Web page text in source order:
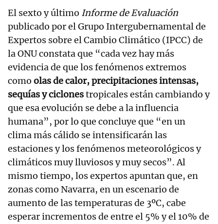
El sexto y último Informe de Evaluación
publicado por el Grupo Intergubernamental de
Expertos sobre el Cambio Climático (IPCC) de
la ONU constata que “cada vez hay más
evidencia de que los fenómenos extremos
como olas de calor, precipitaciones intensas,
sequías y ciclonestropicales están cambiando y
que esa evolución se debe a la influencia
humana”, por lo que concluye que “en un
clima más cálido se intensificarán las
estaciones y los fenómenos meteorológicos y
climáticos muy lluviosos y muy secos”. Al
mismo tiempo, los expertos apuntan que, en
zonas como Navarra, en un escenario de
aumento de las temperaturas de 3ºC, cabe
esperar incrementos de entre el 5% y el 10% de